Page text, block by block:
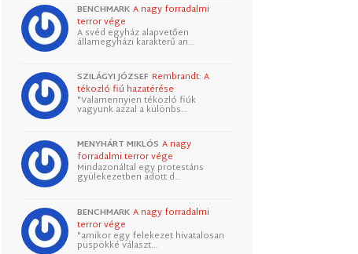
BENCHMARK A nagy forradalmi
terror vége
A svéd egyház alapvetően
államegyházi karakterű an…
SZILÁGYI JÓZSEF Rembrandt: A
tékozló fiú hazatérése
"Valamennyien tékozló fiúk
vagyunk azzal a különbs…
MENYHÁRT MIKLÓS A nagy
forradalmi terror vége
Mindazonáltal egy protestáns
gyülekezetben adott d…
BENCHMARK A nagy forradalmi
terror vége
"amikor egy felekezet hivatalosan
püspökké választ…